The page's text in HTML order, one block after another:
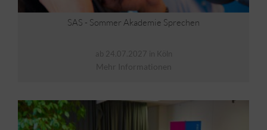
SAS - Sommer Akademie Sprechen
ab 24.07.2027 in Köln
Mehr Informationen